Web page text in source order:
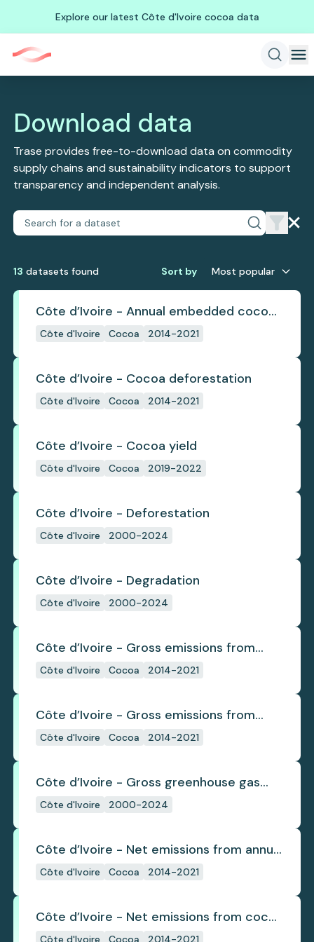
Explore our latest Côte d'Ivoire cocoa data
Download data
Trase provides free-to-download data on commodity
supply chains and sustainability indicators to support
transparency and independent analysis.
13 datasets found Sort by Most popular
Côte d’Ivoire - Annual embedded cocoa
deforestation
Côte d'Ivoire Cocoa 2014-2021
Côte d’Ivoire - Cocoa deforestation
Côte d'Ivoire Cocoa 2014-2021
Côte d’Ivoire - Cocoa yield
Côte d'Ivoire Cocoa 2019-2022
Côte d’Ivoire - Deforestation
Côte d'Ivoire 2000-2024
Côte d’Ivoire - Degradation
Côte d'Ivoire 2000-2024
Côte d’Ivoire - Gross emissions from
annual cocoa deforestation
Côte d'Ivoire Cocoa 2014-2021
Côte d’Ivoire - Gross emissions from
cocoa deforestation
Côte d'Ivoire Cocoa 2014-2021
Côte d’Ivoire - Gross greenhouse gas
emissions from deforestation
Côte d'Ivoire 2000-2024
Côte d’Ivoire - Net emissions from annual
cocoa deforestation
Côte d'Ivoire Cocoa 2014-2021
Côte d’Ivoire - Net emissions from cocoa
deforestation
Côte d'Ivoire Cocoa 2014-2021